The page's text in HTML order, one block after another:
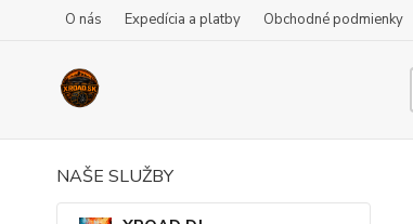
O nás Expedícia a platby Obchodné podmienky
NAŠE SLUŽBY